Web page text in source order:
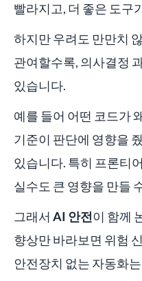
빨라지고, 더 좋은 도구
하지만 우려도 만만치
관여할수록, 의사결정
있습니다.
예를 들어 어떤 코드가
기준이 판단에 영향을
있습니다. 특히 프론티
실수도 큰 영향을 만들
그래서 AI 안전이 함께
향상만 바라보면 위험
안전장치 없는 자동화